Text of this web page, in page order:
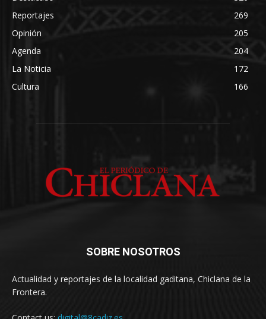
Reportajes
269
Opinión
205
Agenda
204
La Noticia
172
Cultura
166
SOBRE NOSOTROS
Actualidad y reportajes de la localidad gaditana, Chiclana de la
Frontera.